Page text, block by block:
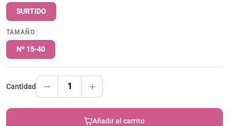
SURTIDO
TAMAÑO
Nº 15-40
Cantidad 1
Añadir al carrito